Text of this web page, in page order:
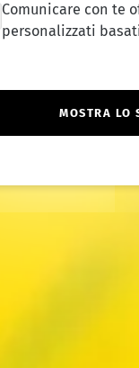
Comunicare con te
personalizzati
MOSTRA LO